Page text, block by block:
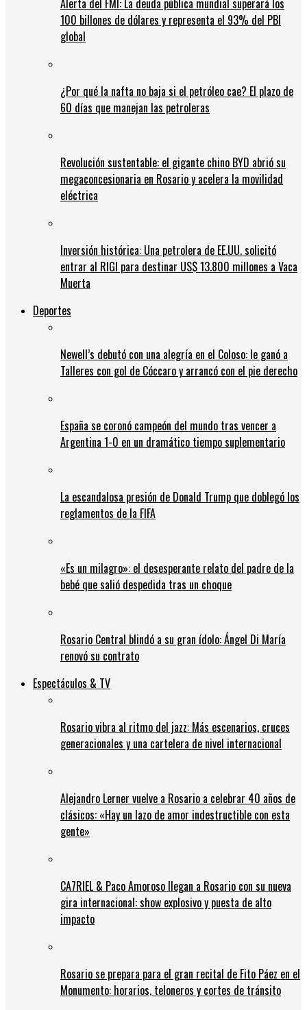
Alerta del FMI: La deuda pública mundial superará los
100 billones de dólares y representa el 93% del PBI
global
¿Por qué la nafta no baja si el petróleo cae? El plazo de
60 días que manejan las petroleras
Revolución sustentable: el gigante chino BYD abrió su
megaconcesionaria en Rosario y acelera la movilidad
eléctrica
Inversión histórica: Una petrolera de EE.UU. solicitó
entrar al RIGI para destinar US$ 13.800 millones a Vaca
Muerta
Deportes
Newell’s debutó con una alegría en el Coloso: le ganó a
Talleres con gol de Cóccaro y arrancó con el pie derecho
España se coronó campeón del mundo tras vencer a
Argentina 1-0 en un dramático tiempo suplementario
La escandalosa presión de Donald Trump que doblegó los
reglamentos de la FIFA
«Es un milagro»: el desesperante relato del padre de la
bebé que salió despedida tras un choque
Rosario Central blindó a su gran ídolo: Ángel Di María
renovó su contrato
Espectáculos & TV
Rosario vibra al ritmo del jazz: Más escenarios, cruces
generacionales y una cartelera de nivel internacional
Alejandro Lerner vuelve a Rosario a celebrar 40 años de
clásicos: «Hay un lazo de amor indestructible con esta
gente»
CA7RIEL & Paco Amoroso llegan a Rosario con su nueva
gira internacional: show explosivo y puesta de alto
impacto
Rosario se prepara para el gran recital de Fito Páez en el
Monumento: horarios, teloneros y cortes de tránsito